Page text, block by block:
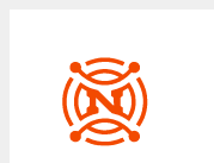
contenido